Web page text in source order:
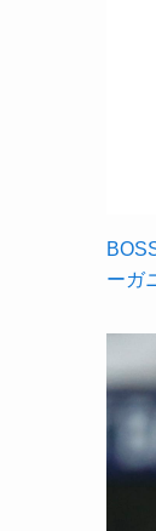
ーガ